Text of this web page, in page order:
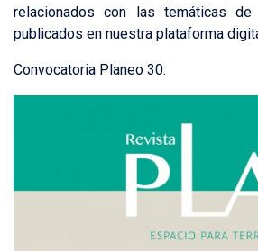
relacionados con las temáticas
publicados en nuestra plataforma
Convocatoria Planeo 30: